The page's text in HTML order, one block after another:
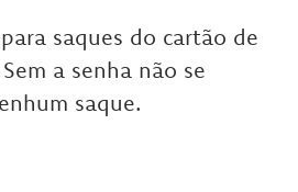
saques do cartão de
a senha não se
saque.